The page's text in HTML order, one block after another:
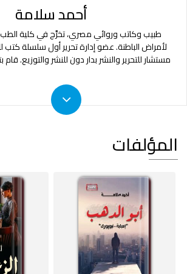
أحمد سلامة
طبيب وكاتب وروائي مصري، تخرَّج في كلية الطب
لأمراض الباطنة. عضو إدارة تحرير أول سلسلة كتب
مستشار للتحرير والنشر بدار دون للنشر والتوزيع. قام
المؤلفات